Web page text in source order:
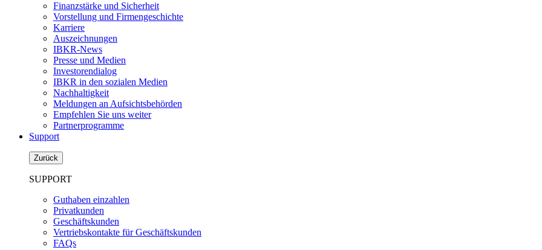
Finanzstärke und Sicherheit
Vorstellung und Firmengeschichte
Karriere
Auszeichnungen
IBKR-News
Presse und Medien
Investorendialog
IBKR in den sozialen Medien
Nachhaltigkeit
Meldungen an Aufsichtsbehörden
Empfehlen Sie uns weiter
Partnerprogramme
Support
Zurück
SUPPORT
Guthaben einzahlen
Privatkunden
Geschäftskunden
Vertriebskontakte für Geschäftskunden
FAQs